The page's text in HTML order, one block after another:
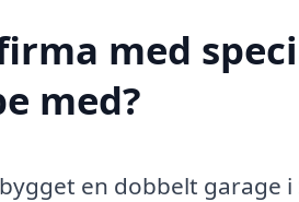
med
med?
en dobbelt garage